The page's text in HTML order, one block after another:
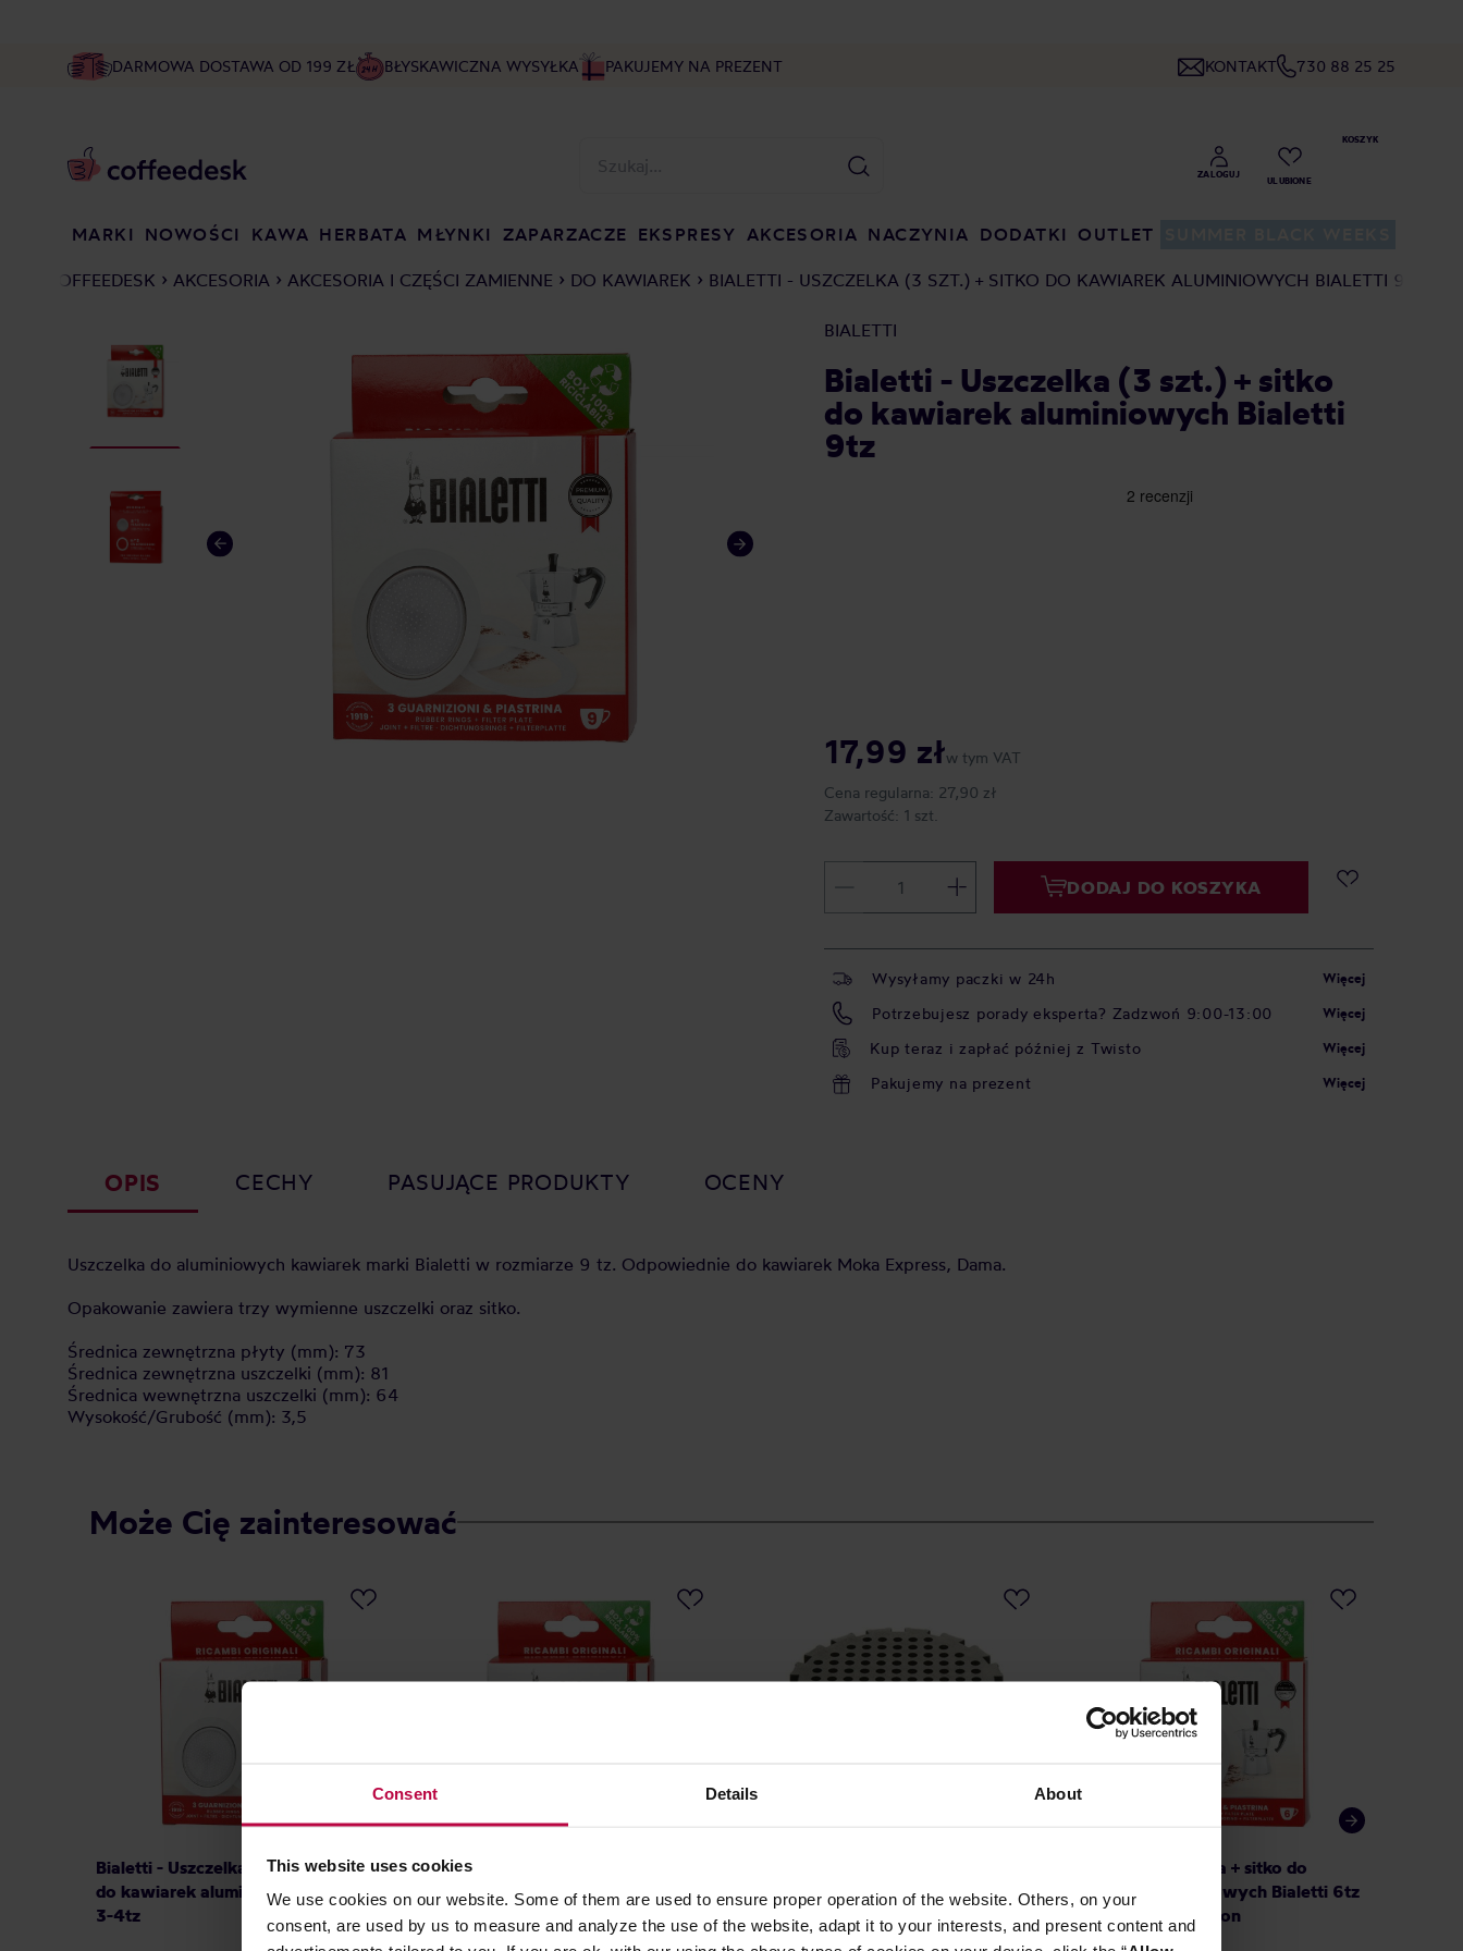
Consent Details About
This website uses cookies
We use cookies on our website. Some of them are used to ensure proper operation of the website. Others, on your
consent, are used by us to measure and analyze the use of the website, adapt it to your interests, and present content and
DARMOWA DOSTAWA OD 199 ZŁ BŁYSKAWICZNA WYSYŁKA PAKUJEMY NA PREZENT KONTAKT 730 88 25 25
MARKI NOWOŚCI KAWA HERBATA MŁYNKI ZAPARZACZE EKSPRESY AKCESORIA NACZYNIA DODATKI OUTLET
COFFEEDESK AKCESORIA AKCESORIA I CZĘŚCI ZAMIENNE DO KAWIAREK BIALETTI - USZCZELKA (3 SZT.) + SITKO DO KAWIAREK ALUMINIOWYCH BIALETTI 9TZ
BIALETTI
Bialetti - Uszczelka (3 szt.) + sitko
do kawiarek aluminiowych Bialetti
9tz
17,99 złw tym VAT
Cena regularna: 27,90 zł
Zawartość: 1 szt.
DODAJ DO KOSZYKA
Wysyłamy paczki w 24h Więcej
Potrzebujesz porady eksperta? Zadzwoń 9:00-13:00 Więcej
Kup teraz i zapłać później z Twisto Więcej
Pakujemy na prezent Więcej
OPIS CECHY PASUJĄCE PRODUKTY OCENY
Uszczelka do aluminiowych kawiarek marki Bialetti w rozmiarze 9 tz. Odpowiednie do kawiarek Moka Express, Dama.
Opakowanie zawiera trzy wymienne uszczelki oraz sitko.
Średnica zewnętrzna płyty (mm): 73
Średnica zewnętrzna uszczelki (mm): 81
Średnica wewnętrzna uszczelki (mm): 64
Wysokość/Grubość (mm): 3,5
Może Cię zainteresować
Bialetti - Uszczelka (3 szt.) + sitko
do kawiarek aluminiowych Bialetti
3-4tz
Bialetti - Uszczelka (3 szt.) + sitko
do kawiarek aluminiowych Bialetti
Bialetti - Uszczelka + sitko do
kawiarek aluminiowych Bialetti 6tz
oraz Moka Induction